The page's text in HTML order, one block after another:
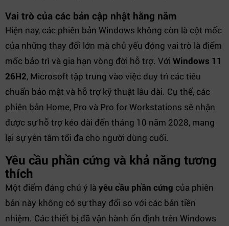
Vai trò của các bản cập nhật hằng năm
Hiện nay, các phiên bản Windows không còn là cột mốc
của những thay đổi lớn mà chủ yếu đóng vai trò là điểm
mốc bảo trì và gia hạn vòng đời hỗ trợ. Với Windows 11
26H2, Microsoft tập trung vào việc duy trì các tiêu
chuẩn bảo mật và hỗ trợ kỹ thuật lâu dài. Cụ thể, các
phiên bản Home, Pro và Pro for Workstations sẽ nhận
được sự hỗ trợ kéo dài đến tháng 10 năm 2028, mang
lại sự yên tâm tối đa cho người dùng cuối.
Yêu cầu phần cứng và khả năng tương
thích
Một điểm đáng chú ý là yêu cầu phần cứng của phiên
bản này không có sự thay đổi so với các bản tiền
nhiệm. Các thiết bị đã vận hành ổn định trên Windows